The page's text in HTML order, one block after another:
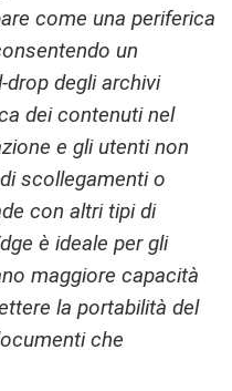
come una periferica
un
degli archivi
dei contenuti nel
e gli utenti non
scollegamenti o
con altri tipi di
è ideale per gli
maggiore capacità
la portabilità del
che